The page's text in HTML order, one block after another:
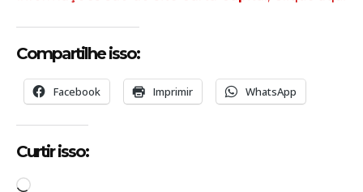
Compartilhe isso:
Facebook Imprimir WhatsApp
Curtir isso:
C